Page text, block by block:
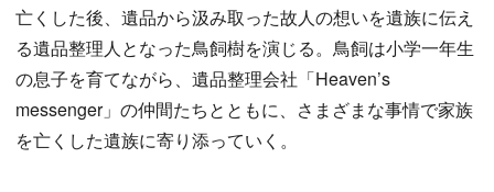
亡くした後、遺品から汲み取った故人の想いを遺族に伝え
る遺品整理人となった鳥飼樹を演じる。鳥飼は小学一年生
の息子を育てながら、遺品整理会社「Heaven’s
messenger」の仲間たちとともに、さまざまな事情で家族
を亡くした遺族に寄り添っていく。